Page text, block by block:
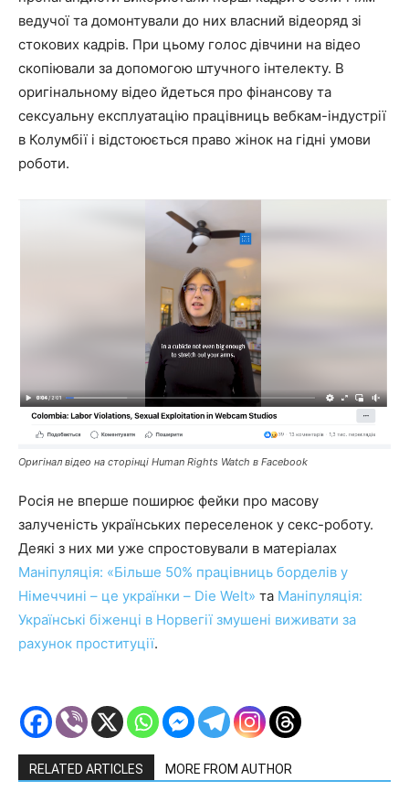
ведучої та домонтували до них власний відеоряд зі
стокових кадрів. При цьому голос дівчини на відео
скопіювали за допомогою штучного інтелекту. В
оригінальному відео йдеться про фінансову та
сексуальну експлуатацію працівниць вебкам-індустрії
в Колумбії і відстоюється право жінок на гідні умови
роботи.
Оригінал відео на сторінці Human Rights Watch в Facebook
Росія не вперше поширює фейки про масову
залученість українських переселенок у секс-роботу.
Деякі з них ми уже спростовували в матеріалах
Маніпуляція: «Більше 50% працівниць борделів у
Німеччині – це українки – Die Welt» та Маніпуляція:
Українські біженці в Норвегії змушені виживати за
рахунок проституції.
RELATED ARTICLES MORE FROM AUTHOR